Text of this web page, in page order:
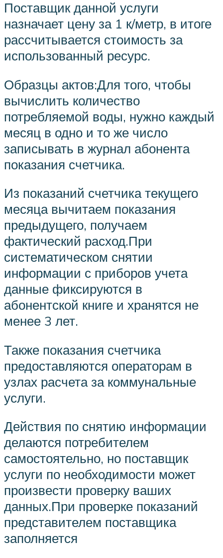
Поставщик данной услуги
назначает цену за 1 к/метр, в итоге
рассчитывается стоимость за
использованный ресурс.
Образцы актов:Для того, чтобы
вычислить количество
потребляемой воды, нужно каждый
месяц в одно и то же число
записывать в журнал абонента
показания счетчика.
Из показаний счетчика текущего
месяца вычитаем показания
предыдущего, получаем
фактический расход.При
систематическом снятии
информации с приборов учета
данные фиксируются в
абонентской книге и хранятся не
менее 3 лет.
Также показания счетчика
предоставляются операторам в
узлах расчета за коммунальные
услуги.
Действия по снятию информации
делаются потребителем
самостоятельно, но поставщик
услуги по необходимости может
произвести проверку ваших
данных.При проверке показаний
представителем поставщика
заполняется